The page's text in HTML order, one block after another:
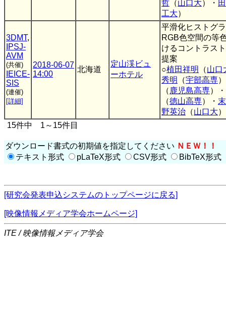
哲 （山口大）・
工大）
3DMT,
IPSJ-
AVM
(共催)
IEICE-
SIS
(連催)
[詳細]
2018-06-07
14:00
北海道
定山渓ビュ
ーホテル
平滑化ヒストグ
RGB色空間の等
けるコントラス
提案
○植田祥明 （山口
秀明
（宇部高専
（ 鹿児島高専）・
（徳山高専）・
野英治 （山口大）
15件中 1～15件目
ダウンロード書式の初期値を指定してください ＮＥＷ！！
テキスト形式
pLaTeX形式 CSV形式 BibTeX形式
[研究会発表申込システムのトップページに戻る]
[映像情報メディア学会ホームページ]
ITE / 映像情報メディア学会